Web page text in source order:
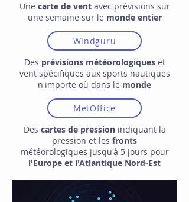
Une carte de ventavec prévisions sur
une semaine sur le monde entier
Windguru
Des prévisions météorologiqueset
vent spécifiques aux sports nautiques
n'importe où dans le monde
MetOffice
Des cartes de pressionindiquant la
pression et les fronts
météorologiques jusqu'à 5 jours pour
l'Europe et l'Atlantique Nord-Est